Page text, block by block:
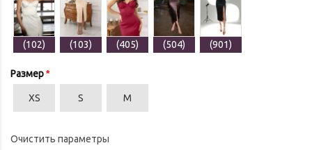
(102) (103) (405) (504) (901)
Размер
XS S M
Очистить параметры